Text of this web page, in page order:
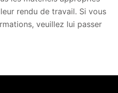
rendu de travail. Si vous
veuillez lui passer